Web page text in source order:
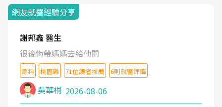
網友就醫經驗分享
謝邦鑫 醫生
很後悔帶媽媽去給他開
骨科 桃園縣 71位讀者推薦 6則就醫評鑑
吳華桐 2026-08-06